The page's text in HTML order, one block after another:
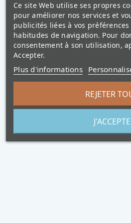
Ce site Web utilise ses propres
pour améliorer nos services et
publicités liées à vos
habitudes de navigation. Pour
consentement à son utilisation,
Accepter.
Plus d'informations
REJETER
J'ACCEPTE